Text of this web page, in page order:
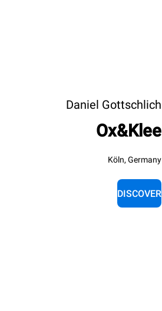
Daniel Gottschlich
Ox&Klee
Köln, Germany
DISCOVER